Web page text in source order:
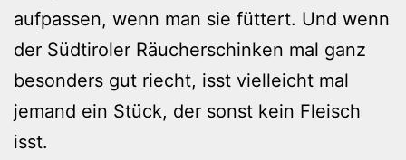
aufpassen, wenn man sie füttert. Und wenn
der Südtiroler Räucherschinken mal ganz
besonders gut riecht, isst vielleicht mal
jemand ein Stück, der sonst kein Fleisch
isst.